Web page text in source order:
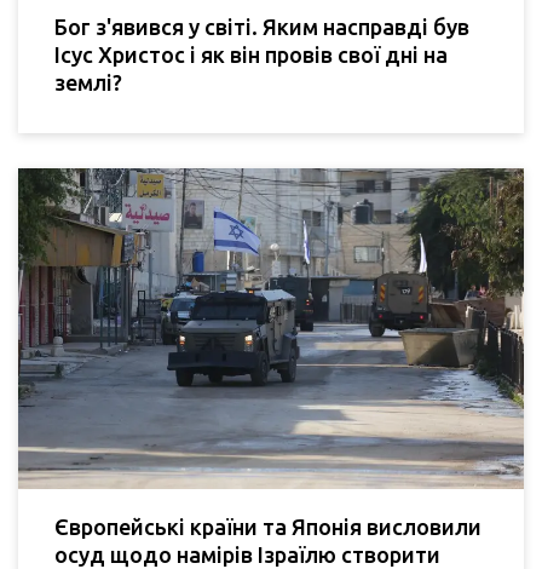
Бог з'явився у світі. Яким насправді був
Ісус Христос і як він провів свої дні на
землі?
Європейські країни та Японія висловили
осуд щодо намірів Ізраїлю створити